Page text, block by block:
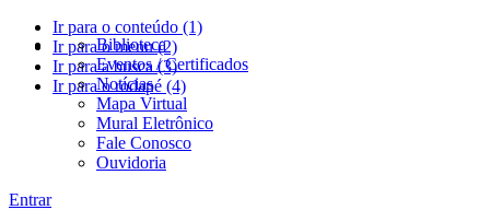
Ir para o conteúdo (1)
Ir para o menu (2)
Ir para a busca (3)
Ir para o rodapé (4)
Biblioteca
Eventos / Certificados
Notícias
Mapa Virtual
Mural Eletrônico
Fale Conosco
Ouvidoria
Entrar